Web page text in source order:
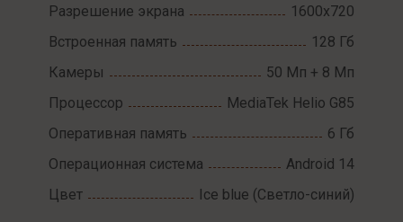
Разрешение экрана
1600x720
Встроенная память
128 Гб
Камеры
50 Мп + 8 Мп
Процессор
MediaTek Helio G85
Оперативная память
6 Гб
Операционная система
Android 14
Цвет
Ice blue (Светло-синий)